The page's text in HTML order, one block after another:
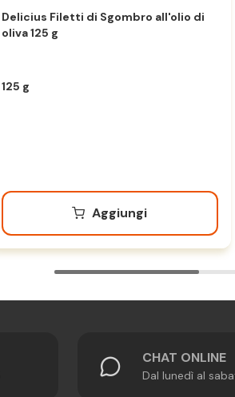
Delicius Filetti di Sgombro all'olio di
oliva 125 g
125 g
Aggiungi
CHAT ONLINE
Dal lunedì al